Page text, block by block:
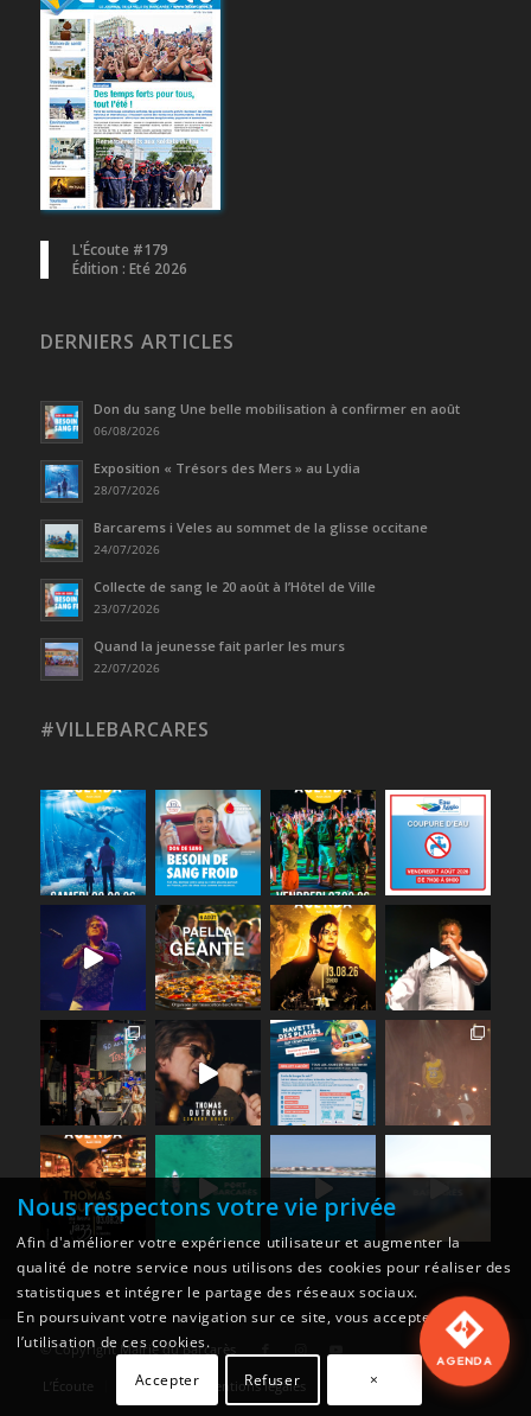
L'Écoute #179
Édition : Eté 2026
DERNIERS ARTICLES
Don du sang Une belle mobilisation à confirmer en août
06/08/2026
Exposition « Trésors des Mers » au Lydia
28/07/2026
Barcarems i Veles au sommet de la glisse occitane
24/07/2026
Collecte de sang le 20 août à l’Hôtel de Ville
23/07/2026
Quand la jeunesse fait parler les murs
22/07/2026
#VILLEBARCARES
© Copyright Mairie du Barcarès
L’Écoute Actualités Mentions légales Cookies
Nous respectons votre vie privée
Afin d'améliorer votre expérience utilisateur et augmenter la
qualité de notre service nous utilisons des cookies pour réaliser des
statistiques et intégrer le partage des réseaux sociaux.
En poursuivant votre navigation sur ce site, vous acceptez
l’utilisation de ces cookies.
Accepter
Refuser ×
AGENDA